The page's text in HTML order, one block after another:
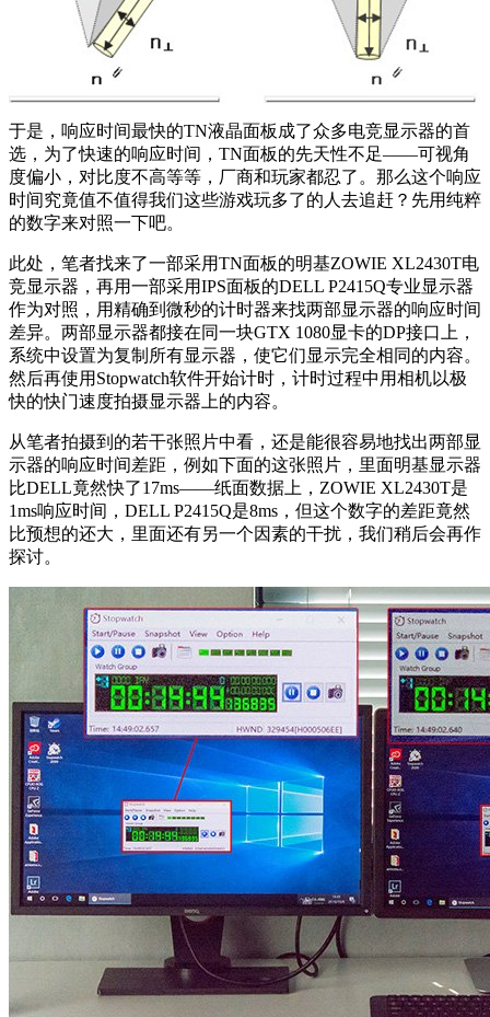
于是，响应时间最快的TN液晶面板成了众多电竞显示器的首
选，为了快速的响应时间，TN面板的先天性不足——可视角
度偏小，对比度不高等等，厂商和玩家都忍了。那么这个响应
时间究竟值不值得我们这些游戏玩多了的人去追赶？先用纯粹
的数字来对照一下吧。
此处，笔者找来了一部采用TN面板的明基ZOWIE XL2430T电
竞显示器，再用一部采用IPS面板的DELL P2415Q专业显示器
作为对照，用精确到微秒的计时器来找两部显示器的响应时间
差异。两部显示器都接在同一块GTX 1080显卡的DP接口上，
系统中设置为复制所有显示器，使它们显示完全相同的内容。
然后再使用Stopwatch软件开始计时，计时过程中用相机以极
快的快门速度拍摄显示器上的内容。
从笔者拍摄到的若干张照片中看，还是能很容易地找出两部显
示器的响应时间差距，例如下面的这张照片，里面明基显示器
比DELL竟然快了17ms——纸面数据上，ZOWIE XL2430T是
1ms响应时间，DELL P2415Q是8ms，但这个数字的差距竟然
比预想的还大，里面还有另一个因素的干扰，我们稍后会再作
探讨。